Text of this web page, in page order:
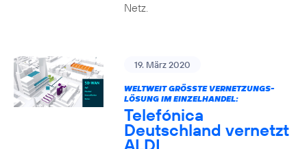
Netz.
19. März 2020
WELTWEIT GRÖSSTE VERNETZUNGS-L
ÖSUNG IM EINZELHANDEL:
Telefónica
Deutschland vernetzt
ALDI